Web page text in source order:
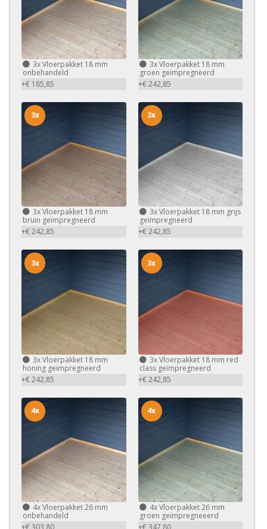
3xVloerpakket 18 mm
onbehandeld
+€ 185,85
3xVloerpakket 18 mm
groen geïmpregneerd
+€ 242,85
3xVloerpakket 18 mm
bruin geïmpregneerd
+€ 242,85
3x
3xVloerpakket 18 mm grijs
geïmpregneerd
+€ 242,85
3x
3xVloerpakket 18 mm
honing geïmpregneerd
+€ 242,85
3x
3xVloerpakket 18 mm red
class geïmpregneerd
+€ 242,85
3x
4xVloerpakket 26 mm
onbehandeld
+€ 303,80
4x
4xVloerpakket 26 mm
groen geïmpregneeerd
+€ 347,80
4x